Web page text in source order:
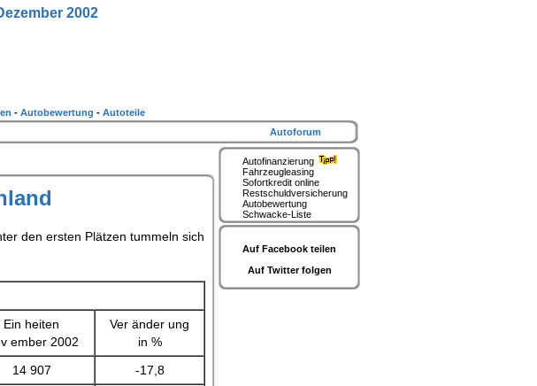
den ersten Plätzen tummeln sich
Ein heiten
ember 2002
Ver änder ung
in %
14 907
-17,8
Autofinanzierung
Fahrzeugleasing
Sofortkredit online
Restschuldversicherung
Autobewertung
Schwacke-Liste
Auf Facebook teilen
Auf Twitter folgen
2002
- Autobewertung - Autoteile
Autoforum